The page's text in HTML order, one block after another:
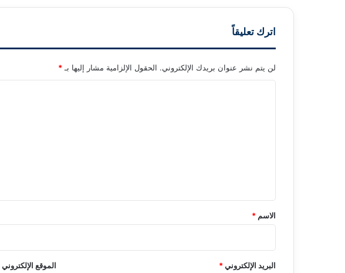
اترك تعليقاً
لن يتم نشر عنوان بريدك الإلكتروني. الحقول الإلزامية مشار إليها بـ *
*
الاسم *
البريد الإلكتروني* الموقع الإلكتروني